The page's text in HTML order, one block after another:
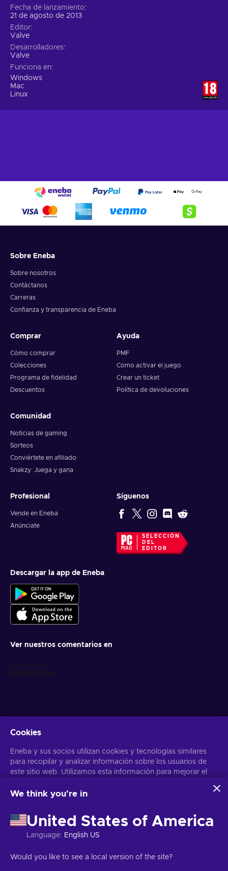
Fecha de lanzamiento
21 de agosto de 2013
Editor
Valve
Desarrolladores
Valve
Funciona en
Windows
Mac
Linux
Sobre Eneba
Sobre nosotros
Contáctanos
Carreras
Confianza y transparencia de Eneba
Comprar
Cómo comprar
Colecciones
Programa de fidelidad
Descuentos
Ayuda
PMF
Como activar el juego
Crear un ticket
Política de devoluciones
Comunidad
Noticias de gaming
Sorteos
Conviértete en afiliado
Snakzy: Juega y gana
Profesional
Vende en Eneba
Anúnciate
Síguenos
SELECCIÓN
DEL
EDITOR
Descargar la app de Eneba
Ver nuestros comentarios en
Obtén ofertas personalizadas de videojuegos
Suscribirse
Puedes darte de baja en cualquier momento. Visita el apartadoAviso
Copyright © 2026 Eneba. Todos los derechos reservados.
Cookies
Eneba y sus socios utilizan cookies y tecnologías similares
para recopilar y analizar información sobre los usuarios de
este sitio web. Utilizamos esta información para mejorar el
personales también pueden emplearse para personalizar los
Al hacer clic en «Aceptar todo», das tu consentimiento para
que Eneba y sus socios utilicen estas tecnologías. Puedes
ajustar tu consentimiento haciendo clic en «Personalizar»
tus datos, consulta la Seguridad y Privacidad de Google
We think you're in
United States of America
Language: English US
Would you like to see a local version of the site?